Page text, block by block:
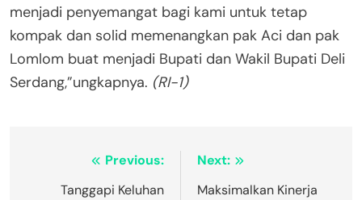
menjadi penyemangat bagi kami untuk tetap
kompak dan solid memenangkan pak Aci dan pak
Lomlom buat menjadi Bupati dan Wakil Bupati Deli
Serdang,”ungkapnya. (RI-1)
NavigasiPrevious:
Tanggapi Keluhan
Next:
Maksimalkan Kinerja